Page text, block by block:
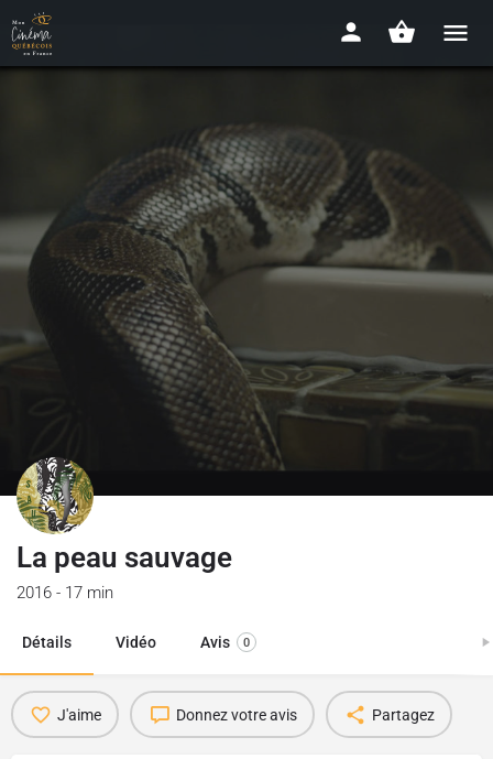
La peau sauvage
2016 - 17 min
Détails Vidéo Avis 0
J'aime Donnez votre avis Partagez